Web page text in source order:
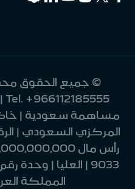
© جميع الحقوق محفوظة
Tel. +966112185555
مساهمة سعودية |
المملكة